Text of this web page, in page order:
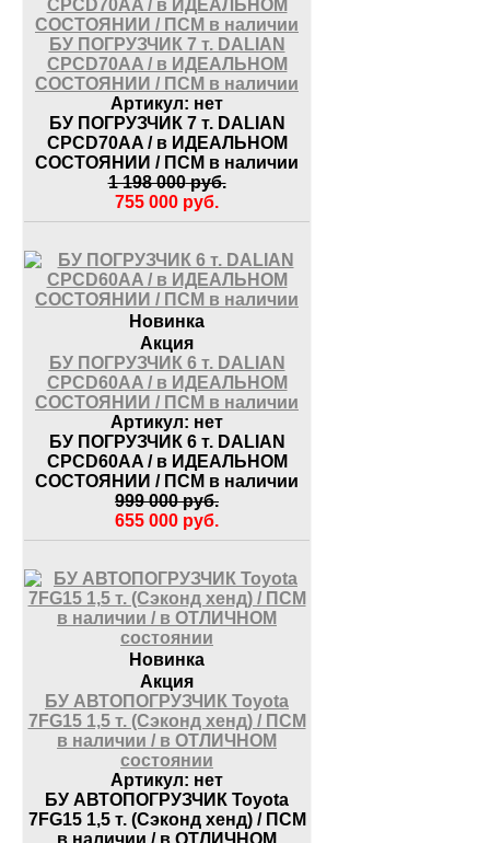
БУ ПОГРУЗЧИК 7 т. DALIAN
CPCD70AA / в ИДЕАЛЬНОМ
СОСТОЯНИИ / ПСМ в наличии
Артикул: нет
БУ ПОГРУЗЧИК 7 т. DALIAN
CPCD70AA / в ИДЕАЛЬНОМ
СОСТОЯНИИ / ПСМ в наличии
1 198 000руб.
755 000 руб.
Новинка
Акция
БУ ПОГРУЗЧИК 6 т. DALIAN
CPCD60AA / в ИДЕАЛЬНОМ
СОСТОЯНИИ / ПСМ в наличии
Артикул: нет
БУ ПОГРУЗЧИК 6 т. DALIAN
CPCD60AA / в ИДЕАЛЬНОМ
СОСТОЯНИИ / ПСМ в наличии
999 000руб.
655 000 руб.
Новинка
Акция
БУ АВТОПОГРУЗЧИК Toyota
7FG15 1,5 т. (Сэконд хенд) / ПСМ
в наличии / в ОТЛИЧНОМ
состоянии
Артикул: нет
БУ АВТОПОГРУЗЧИК Toyota
7FG15 1,5 т. (Сэконд хенд) / ПСМ
в наличии / в ОТЛИЧНОМ